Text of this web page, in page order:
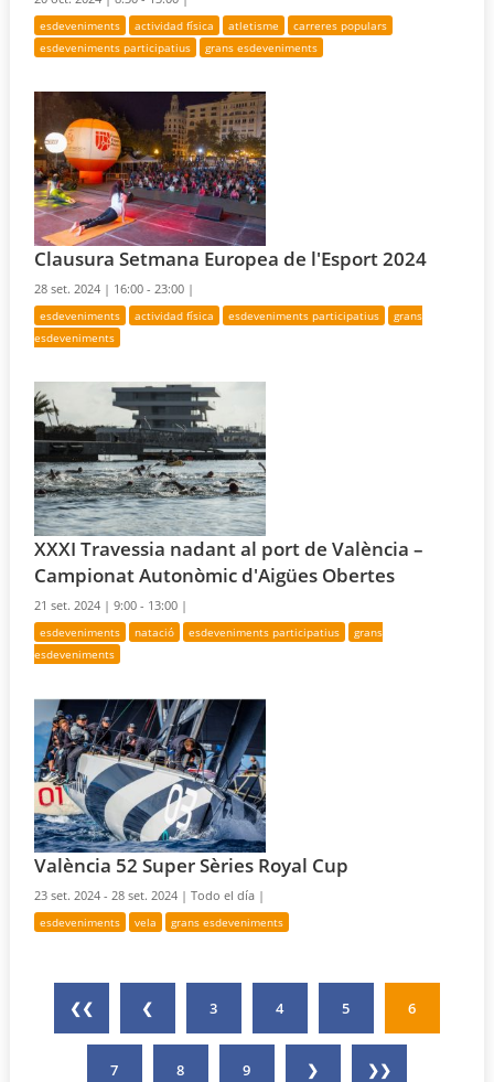
esdeveniments actividad física atletisme
carreres populars
esdeveniments participatius
grans esdeveniments
Clausura Setmana Europea de l'Esport 2024
28 set. 2024 | 16:00 - 23:00 |
esdeveniments actividad física esdeveniments participatius
grans
esdeveniments
XXXI Travessia nadant al port de València –
Campionat Autonòmic d'Aigües Obertes
21 set. 2024 |9:00 - 13:00 |
esdeveniments natació esdeveniments participatius
grans
esdeveniments
València 52 Super Sèries Royal Cup
23 set. 2024 - 28 set. 2024 |Todo el día |
esdeveniments vela grans esdeveniments
❮❮ ❮ 3 4 5 6
7 8 9 ❯ ❯❯